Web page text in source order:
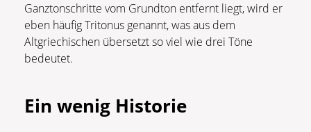
Ganztonschritte vom Grundton entfernt liegt, wird er
eben häufig Tritonus genannt, was aus dem
Altgriechischen übersetzt so viel wie drei Töne
bedeutet.
Ein wenig Historie